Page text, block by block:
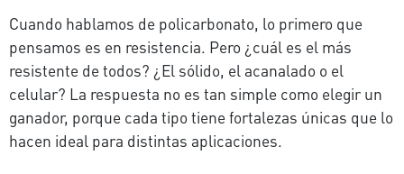
Cuando hablamos de policarbonato, lo primero que
pensamos es en resistencia. Pero ¿cuál es el más
resistente de todos? ¿El sólido, el acanalado o el
celular? La respuesta no es tan simple como elegir un
ganador, porque cada tipo tiene fortalezas únicas que lo
hacen ideal para distintas aplicaciones.